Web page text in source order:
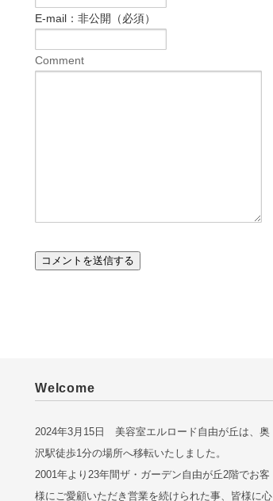
E-mail：非公開（必須）
Comment
Welcome
2024年3月15日 美容室エルロード自由が丘は、奥
沢駅徒歩1分の場所へ移転いたしました。
2001年より23年間ザ・ガーデン自由が丘2階でお客
様にご愛顧いただき営業を続けられた事、皆様に心